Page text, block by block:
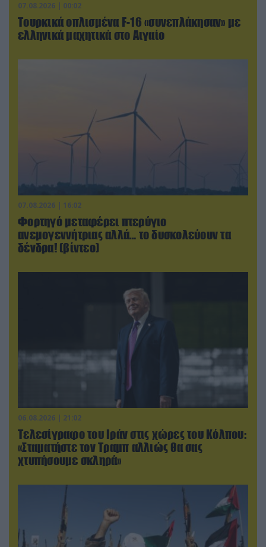
07.08.2026 | 00:02
Τουρκικά οπλισμένα F-16 «συνεπλάκησαν» με
ελληνικά μαχητικά στο Αιγαίο
07.08.2026 | 16:02
Φορτηγό μεταφέρει πτερύγιο
ανεμογεννήτριας αλλά… το δυσκολεύουν τα
δένδρα! (βίντεο)
06.08.2026 | 21:02
Τελεσίγραφο του Ιράν στις χώρες του Κόλπου:
«Σταματήστε τον Τραμπ αλλιώς θα σας
χτυπήσουμε σκληρά»